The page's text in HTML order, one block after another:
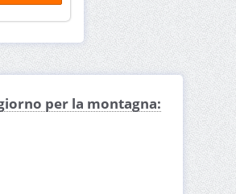
per la montagna: